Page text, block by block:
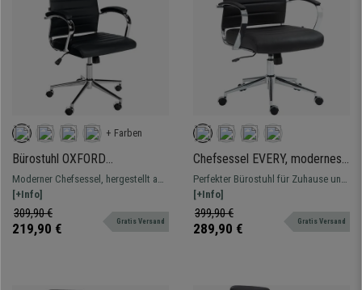
+ Farben
Bürostuhl OXFORD
ECHTLEDER, moderner
Chefsessel, elegantes Design,
komfortabler Echtlederbezug,
Farbe Schwarz
Moderner Chefsessel, hergestellt aus
hochwertigen Materialien, bis 136 kg
belastbar
[+Info]
309,90 €
219,90 € Gratis Versand
Chefsessel EVERY, modernes
Design, Metallgestell,
Echtlederbezug, Farbe
Schwarz
Perfekter Bürostuhl für Zuhause und
das Arbeitszimmer. Elegant und
modern, erhältlich in verschiedenen
Farben.
[+Info]
399,90 €
289,90 € Gratis Versand